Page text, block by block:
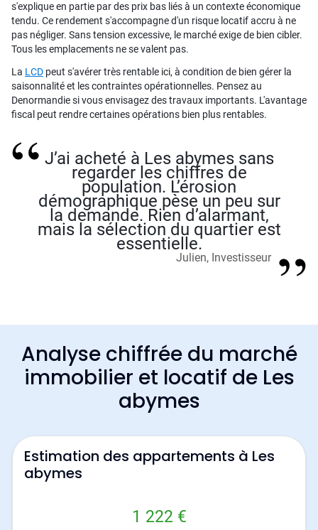
s'explique en partie par des prix bas liés à un contexte économique
tendu. Ce rendement s'accompagne d'un risque locatif accru à ne
pas négliger. Sans tension excessive, le marché exige de bien cibler.
Tous les emplacements ne se valent pas.
La LCD peut s'avérer très rentable ici, à condition de bien gérer la
saisonnalité et les contraintes opérationnelles. Pensez au
Denormandie si vous envisagez des travaux importants. L'avantage
fiscal peut rendre certaines opérations bien plus rentables.
J’ai acheté à Les abymes sans
regarder les chiffres de
population. L’érosion
démographique pèse un peu sur
la demande. Rien d’alarmant,
mais la sélection du quartier est
essentielle.
Julien, Investisseur
Analyse chiffrée du marché
immobilier et locatif de Les
abymes
Estimation des appartements à Les
abymes
1 222 €